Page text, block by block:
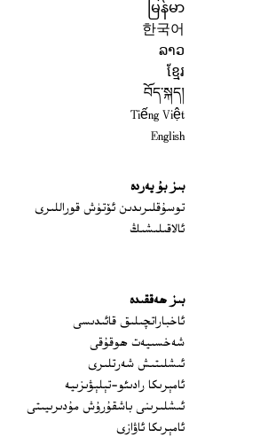
မြန်မာ
한국어
ລາວ
ខ្មែរ
བོད་སྐད།
Tiếng Việt
English
بىز بۇ يەردە
توسۇقلىرىدىن ئۆتۈش قوراللىرى
ئالاقىلىشىڭ
Opens in new
Opens in new window
Opens in new
Opens in new window
بىز ھەققىدە
ئاخباراتچىلىق قائىدىسى
شەخسىيەت ھوقۇقى
ئىشلىتىش شەرتلىرى
ئامېرىكا رادىئو-تېلېۋىزىيە
ئىشلىرىنى باشقۇرۇش مۇدىرىيىتى
ئامېرىكا ئاۋازى